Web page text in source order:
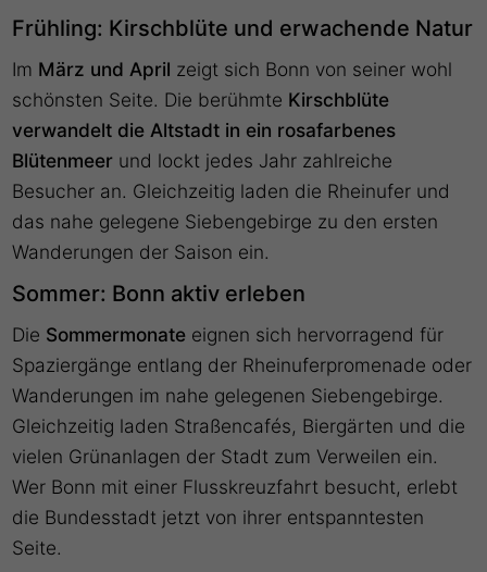
Frühling: Kirschblüte und erwachende Natur
Im März und April zeigt sich Bonn von seiner wohl
schönsten Seite. Die berühmte Kirschblüte
verwandelt die Altstadt in ein rosafarbenes
Blütenmeer und lockt jedes Jahr zahlreiche
Besucher an. Gleichzeitig laden die Rheinufer und
das nahe gelegene Siebengebirge zu den ersten
Wanderungen der Saison ein.
Sommer: Bonn aktiv erleben
Die Sommermonate eignen sich hervorragend für
Spaziergänge entlang der Rheinuferpromenade oder
Wanderungen im nahe gelegenen Siebengebirge.
Gleichzeitig laden Straßencafés, Biergärten und die
vielen Grünanlagen der Stadt zum Verweilen ein.
Wer Bonn mit einer Flusskreuzfahrt besucht, erlebt
die Bundesstadt jetzt von ihrer entspanntesten
Seite.